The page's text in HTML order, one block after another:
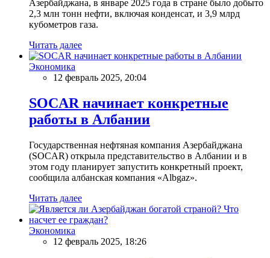
Азербайджана, в январе 2025 года в стране было добыто
2,3 млн тонн нефти, включая конденсат, и 3,9 млрд
кубометров газа.
Читать далее
Экономика
12 февраль 2025, 20:04
SOCAR начинает конкретные
работы в Албании
Государственная нефтяная компания Азербайджана
(SOCAR) открыла представительство в Албании и в
этом году планирует запустить конкретный проект,
сообщила албанская компания «Albgaz».
Читать далее
Экономика
12 февраль 2025, 18:26